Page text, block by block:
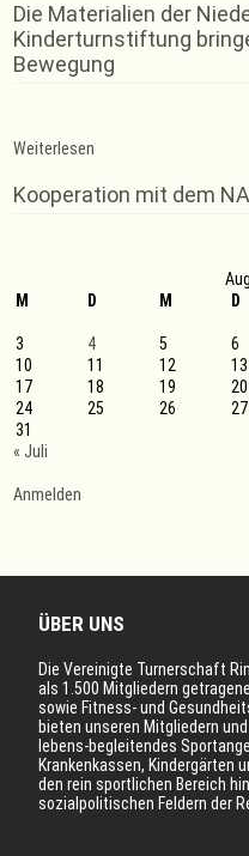
Die Materialien der
Kinderturnstiftung
Bewegung
Weiterlesen
Safari
2021
junge
Kooperation mit dem
M
D M D
3
4 5 6
10
11 12 13
17
18 19 20
24
25 26 27
31
« Juli
Anmelden
ÜBER UNS
Die Vereinigte Turnerschaft
als 1.500 Mitgliedern
sowie Fitness- und
bieten unseren Mitgliedern
lebens-begleitendes
Krankenkassen, Kindergärten
den rein sportlichen Bereich
sozialpolitischen Feldern der